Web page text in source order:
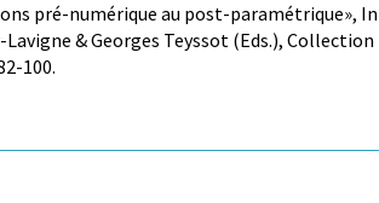
pré-numérique au post-paramétrique», In
& Georges Teyssot (Eds.), Collection
100.